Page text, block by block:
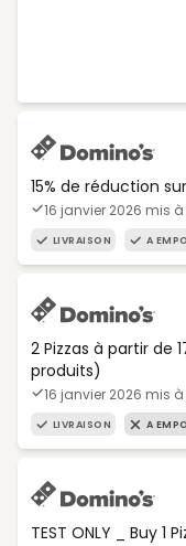
15% de réduction
16 janvier 2026 mis
LIVRAISON A
2 Pizzas à partir de
produits)
16 janvier 2026 mis
LIVRAISON A
TEST ONLY _ Buy 1